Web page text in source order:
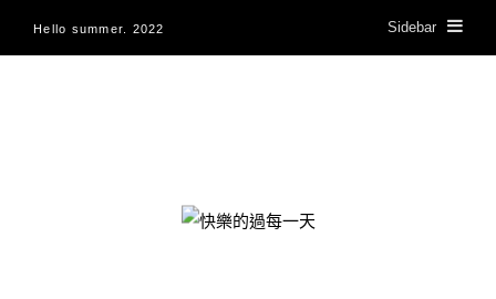
Hello summer. 2022 Sidebar
快樂的過每一天